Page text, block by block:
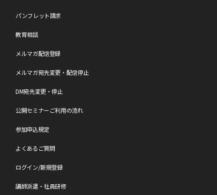
パンフレット請求
教育相談
メルマガ配信登録
メルマガ宛先変更・配信停止
DM宛先変更・停止
公開セミナーご利用の流れ
参加申込規定
よくあるご質問
ログイン/新規登録
講師派遣・社員研修